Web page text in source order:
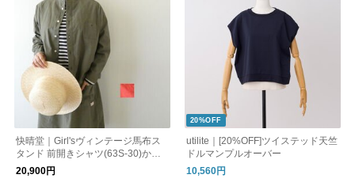
快晴堂｜Girl'sヴィンテージ馬布ス
タンド 前開きシャツ(63S-30)かい
せいどう
20,900円
20%OFF
utilite｜[20%OFF]ツイステッド天竺
ドルマンプルオーバー
10,560円